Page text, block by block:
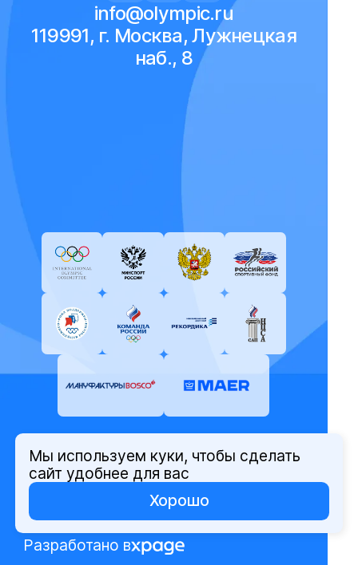
info@olympic.ru
119991, г. Москва, Лужнецкая
наб., 8
© Олимпийский комитет России,
2026
Политика защиты персональных
данных
Разработано в
Мы используем куки, чтобы сделать
сайт удобнее для вас
Хорошо